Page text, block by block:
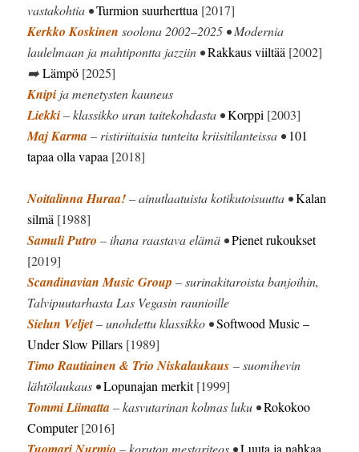
vastakohtia •Turmion suurherttua [2017]
Kerkko Koskinen soolona 2002–2025 • Modernia
laulelmaan ja mahtipontta jazziin •Rakkaus viiltää [2002]
➡️Lämpö [2025]
Knipi ja menetysten kauneus
Liekki– klassikko uran taitekohdasta •Korppi [2003]
Maj Karma– ristiriitaisia tunteita kriisitilanteissa • 101
tapaa olla vapaa [2018]
Noitalinna Huraa!– ainutlaatuista kotikutoisuutta •Kalan
silmä [1988]
Samuli Putro – ihana raastava elämä •Pienet rukoukset
[2019]
Scandinavian Music Group – surinakitaroista banjoihin,
Talvipuutarhasta Las Vegasin raunioille
Sielun Veljet– unohdettu klassikko •Softwood Music –
Under Slow Pillars [1989]
Timo Rautiainen & Trio Niskalaukaus – suomihevin
lähtölaukaus •Lopunajan merkit[1999]
Tommi Liimatta– kasvutarinan kolmas luku •Rokokoo
Computer[2016]